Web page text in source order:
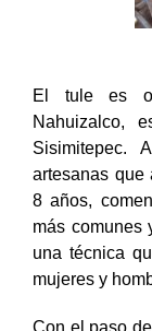
El tule es
Nahuizalco,
Sisimitepec.
artesanas que
8 años,
más comunes
una técnica
mujeres y
Con el paso